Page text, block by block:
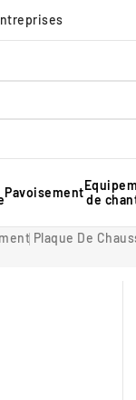
Pavoisementde
Plaque De